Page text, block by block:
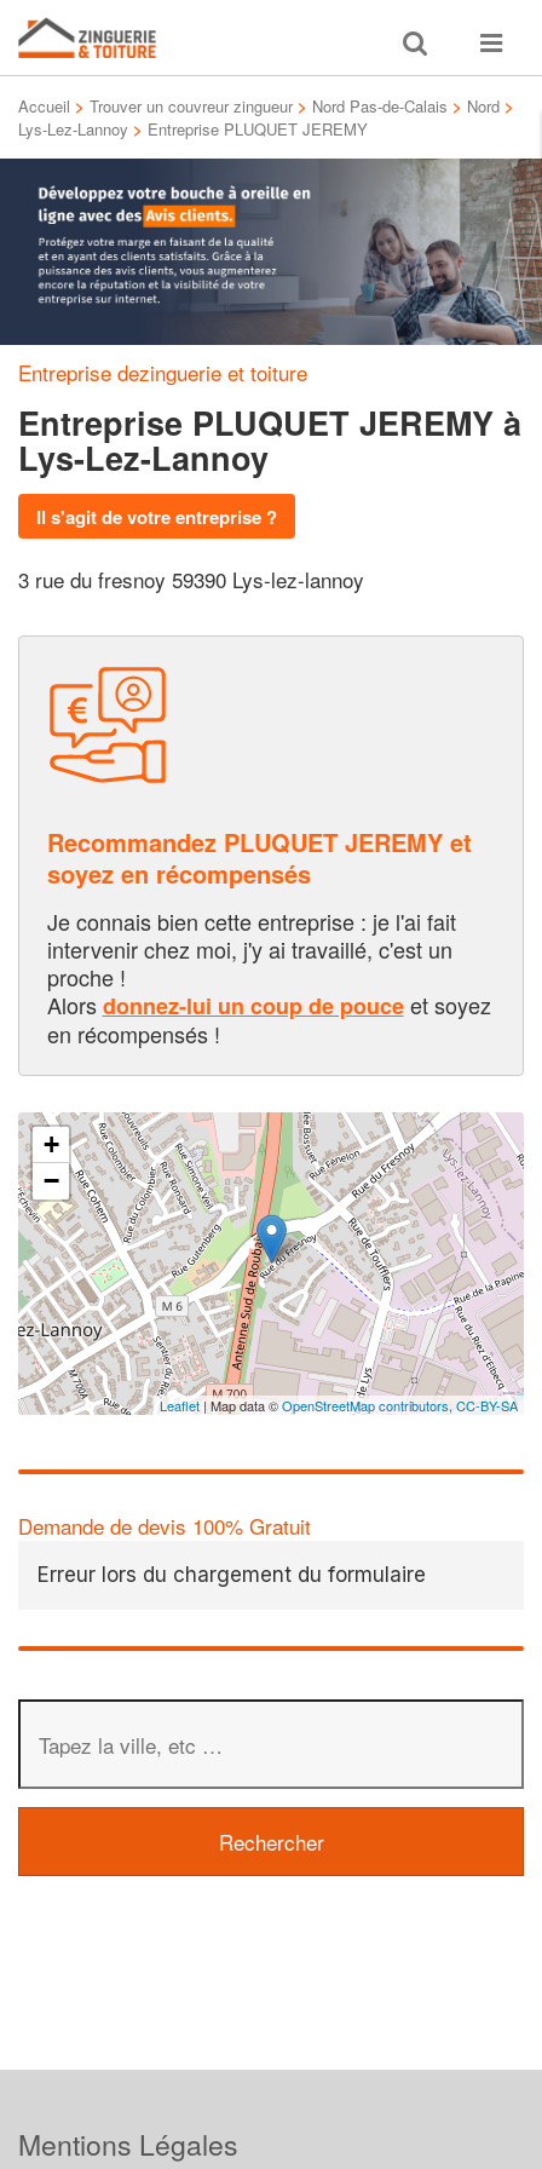
Toggle
search
Toggle
Accueil > Trouver un couvreur zingueur > Nord Pas-de-Calais > Nord >
Lys-Lez-Lannoy > Entreprise PLUQUET JEREMY
Entreprise dezinguerie et toiture
Entreprise PLUQUET JEREMY à
Lys-Lez-Lannoy
Il s'agit de votre entreprise ?
3 rue du fresnoy 59390 Lys-lez-lannoy
Recommandez PLUQUET JEREMY et
soyez en récompensés
Je connais bien cette entreprise : je l'ai fait
intervenir chez moi, j'y ai travaillé, c'est un
proche !
Alorsdonnez-lui un coup de pouceet soyez
en récompensés !
+
−
Leaflet| Map data ©OpenStreetMap contributors, CC-BY-SA
Demande de devis 100% Gratuit
Erreur lors du chargement du formulaire
Mentions Légales